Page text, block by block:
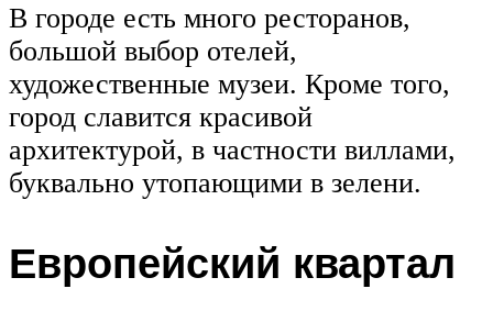
В городе есть много ресторанов,
большой выбор отелей,
художественные музеи. Кроме того,
город славится красивой
архитектурой, в частности виллами,
буквально утопающими в зелени.
Европейский квартал